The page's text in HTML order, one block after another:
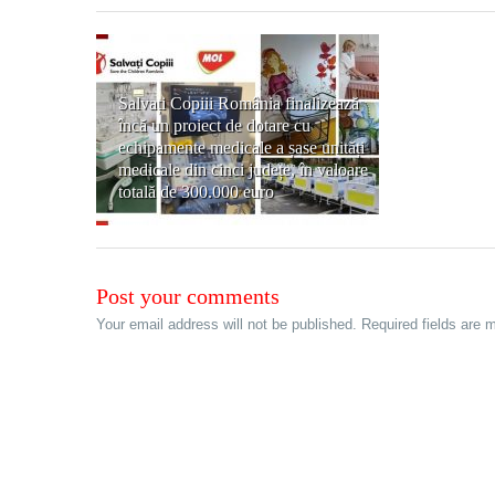
Salvați Copiii România finalizează
încă un proiect de dotare cu
echipamente medicale a șase unități
medicale din cinci județe, în valoare
totală de 300.000 euro
Post your comments
Your email address will not be published. Required fields are